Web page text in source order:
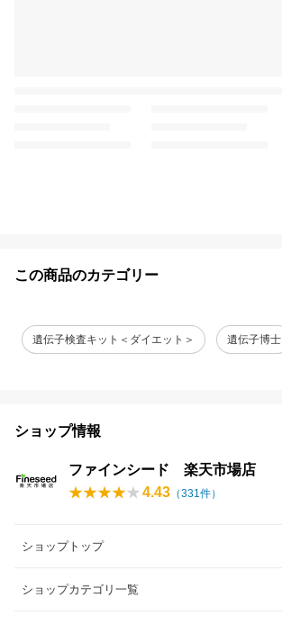
この商品のカテゴリー
遺伝子検査キット＜ダイエット＞ 遺伝子博士
ショップ情報
ファインシード 楽天市場店
4.43 （331件）
ショップトップ
ショップカテゴリ一覧